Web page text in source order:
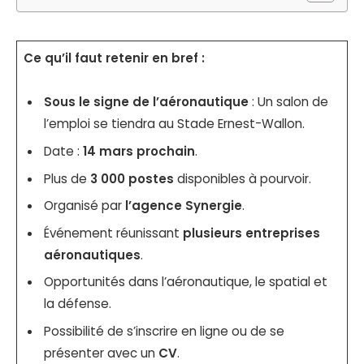
Ce qu’il faut retenir en bref :
Sous le signe de l’aéronautique: Un salon de
l’emploi se tiendra au Stade Ernest-Wallon.
Date : 14 mars prochain.
Plus de 3 000 postes disponibles à pourvoir.
Organisé par l’agence Synergie.
Événement réunissant plusieurs entreprises
aéronautiques.
Opportunités dans l’aéronautique, le spatial et
la défense.
Possibilité de s’inscrire en ligne ou de se
présenter avec un CV.